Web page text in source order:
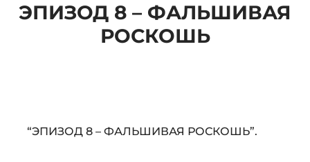
ЭПИЗОД 8 – ФАЛЬШИВАЯ
РОСКОШЬ
Audio
“ЭПИЗОД 8 – ФАЛЬШИВАЯ РОСКОШЬ”.